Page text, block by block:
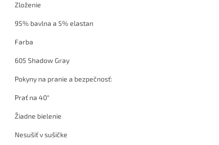
Zloženie
95% bavlna a 5% elastan
Farba
605 Shadow Gray
Pokyny na pranie a bezpečnosť:
Prať na 40°
Žiadne bielenie
Nesušiť v sušičke